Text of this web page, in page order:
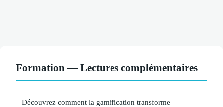
Formation — Lectures complémentaires
Découvrez comment la gamification transforme